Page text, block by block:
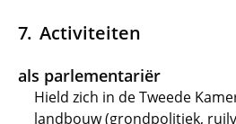
Activiteiten
als parlementariër
Hield zich in de Tweede
landbouw (grondpolitiek,